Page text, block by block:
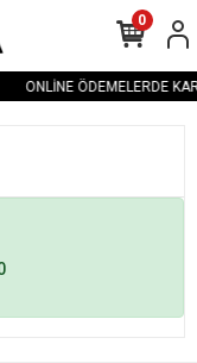
ONLİNE ÖDEMELERDE
0